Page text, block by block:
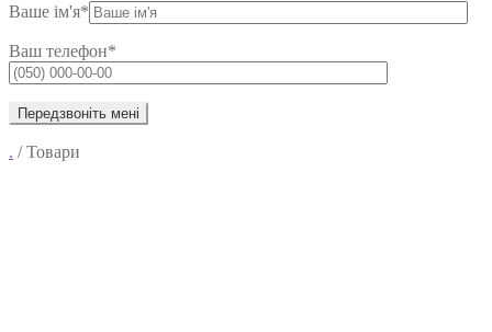
Ваше ім'я*
Ваш телефон*
. /Товари